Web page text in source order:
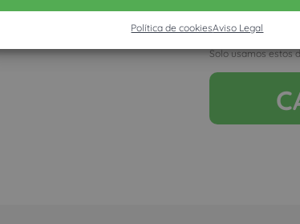
Política de cookiesAviso Legal
Acepto la
Solo usamos estos